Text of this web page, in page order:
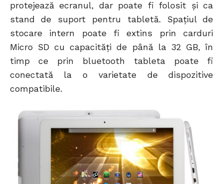
protejează ecranul, dar poate fi folosit şi ca
stand de suport pentru tabletă. Spaţiul de
stocare intern poate fi extins prin carduri
Micro SD cu capacităţi de până la 32 GB, în
timp ce prin bluetooth tableta poate fi
conectată la o varietate de dispozitive
compatibile.